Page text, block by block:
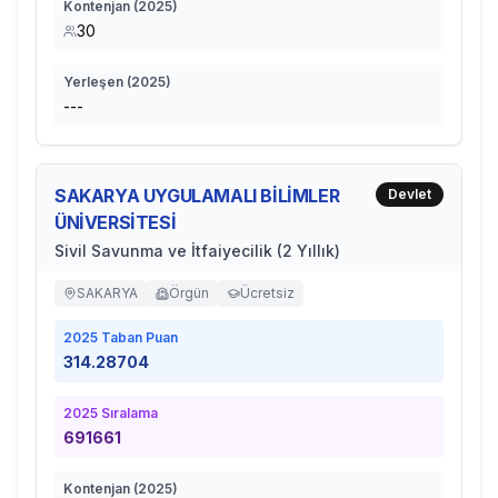
Kontenjan (2025)
30
Yerleşen (2025)
---
SAKARYA UYGULAMALI BİLİMLER
ÜNİVERSİTESİ
Sivil Savunma ve İtfaiyecilik (2 Yıllık)
Devlet
SAKARYA Örgün Ücretsiz
2025 Taban Puan
314.28704
2025 Sıralama
691661
Kontenjan (2025)